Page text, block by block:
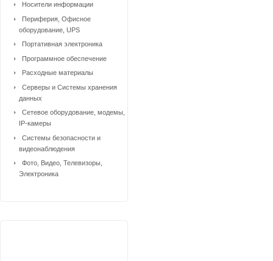
Носители информации
Периферия, Офисное
оборудование, UPS
Портативная электроника
Программное обеспечение
Расходные материалы
Серверы и Системы хранения
данных
Сетевое оборудование, модемы,
IP-камеры
Системы безопасности и
видеонаблюдения
Фото, Видео, Телевизоры,
Электроника